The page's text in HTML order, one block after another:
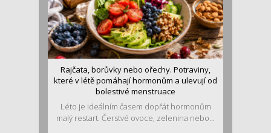
Rajčata, borůvky nebo ořechy. Potraviny,
které v létě pomáhají hormonům a ulevují od
bolestivé menstruace
Léto je ideálním časem dopřát hormonům
malý restart. Čerstvé ovoce, zelenina nebo...